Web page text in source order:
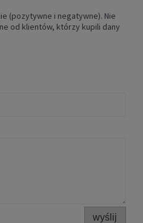
(pozytywne i negatywne). Nie
od klientów, którzy kupili dany
wyślij